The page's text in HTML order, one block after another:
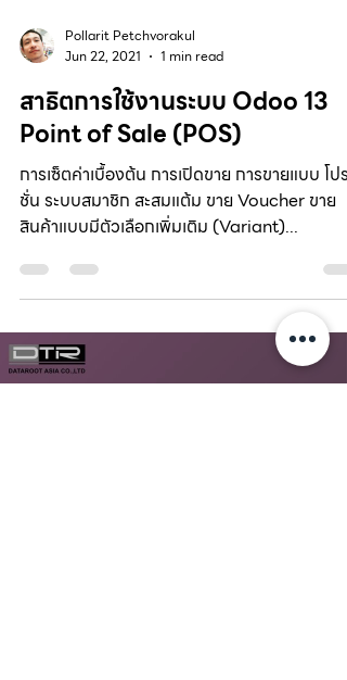
Pollarit Petchvorakul
Jun 22, 2021
1 min read
สาธิตการใช้งานระบบ Odoo 13
Point of Sale (POS)
การเซ็ตค่าเบื้องต้น การเปิดขาย การขายแบบ โปร
ชั่น ระบบสมาชิก สะสมแต้ม ขาย Voucher ขาย
สินค้าแบบมีตัวเลือกเพิ่มเติม (Variant)...